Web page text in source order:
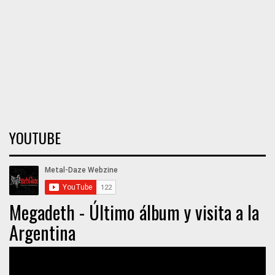
YOUTUBE
Megadeth - Último álbum y visita a la
Argentina